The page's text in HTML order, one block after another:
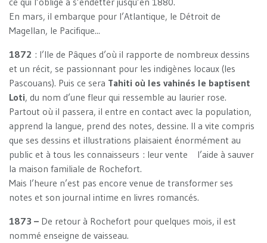
En mars, il embarque pour l’Atlantique, le Détroit de
Magellan, le Pacifique...
1872 : l’Ile de Pâques d’où il rapporte de nombreux dessins
et un récit, se passionnant pour les indigènes locaux (les
Pascouans). Puis ce sera Tahiti où les vahinés le baptisent
Loti, du nom d’une fleur qui ressemble au laurier rose.
Partout où il passera, il entre en contact avec la population,
apprend la langue, prend des notes, dessine. Il a vite compris
que ses dessins et illustrations plaisaient énormément au
public et à tous les connaisseurs : leur vente l’aide à sauver
la maison familiale de Rochefort.
Mais l’heure n’est pas encore venue de transformer ses
notes et son journal intime en livres romancés.
1873 – De retour à Rochefort pour quelques mois, il est
nommé enseigne de vaisseau.